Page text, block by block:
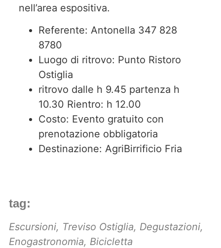
nell’area espositiva.
Referente: Antonella 347 828
8780
Luogo di ritrovo: Punto Ristoro
Ostiglia
ritrovo dalle h 9.45 partenza h
10.30 Rientro: h 12.00
Costo: Evento gratuito con
prenotazione obbligatoria
Destinazione: AgriBirrificio Fria
tag:
Escursioni, Treviso Ostiglia, Degustazioni,
Enogastronomia, Bicicletta